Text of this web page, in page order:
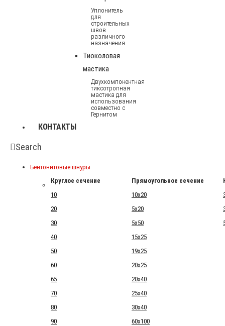
Уплонитель
для
строительных
швов
различного
назначения
Тиоколовая
мастика
Двухкомпонентная
тиксотропная
мастика для
использования
совместно с
Гернитом
КОНТАКТЫ
Search
Бентонитовые шнуры
Круглое сечение
Прямоугольное сечение
10
10x20
20
5x20
30
5x50
40
15x25
50
19x25
60
20x25
65
20x40
70
25x40
80
30x40
90
60x100